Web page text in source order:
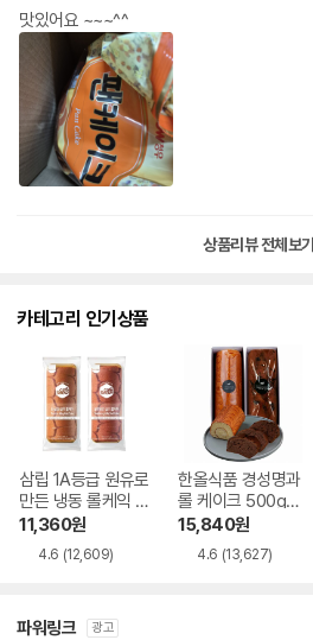
맛있어요 ~~~^^
상품리뷰 전체보기
카테고리 인기상품
삼립 1A등급 원유로
만든 냉동 롤케익 2
종 2봉 바닐라롤/블
루베리롤
11,360원
4.6 (12,609)
한올식품 경성명과
롤 케이크 500g
+초코파운드 480g
15,840원
4.6 (13,627)
파워링크 광고